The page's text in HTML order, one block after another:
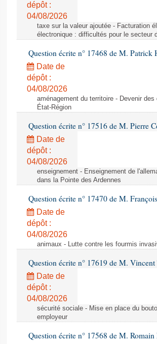
dépôt :
04/08/2026
taxe sur la valeur ajoutée - Facturation
électronique : difficultés pour le secteur
Question écrite n° 17468 de M. Patrick
Date de
dépôt :
04/08/2026
aménagement du territoire - Devenir
État-Région
Question écrite n° 17516 de M. Pierre
Date de
dépôt :
04/08/2026
enseignement - Enseignement de
dans la Pointe des Ardennes
Question écrite n° 17470 de M.
Date de
dépôt :
04/08/2026
animaux - Lutte contre les fourmis
Question écrite n° 17619 de M. Vincent
Date de
dépôt :
04/08/2026
sécurité sociale - Mise en place du
employeur
Question écrite n° 17568 de M. Romain